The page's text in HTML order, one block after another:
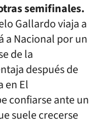
semifinales.
Gallardo viaja a
a Nacional por un
de la
después de
en El
confiarse ante un
suele crecerse